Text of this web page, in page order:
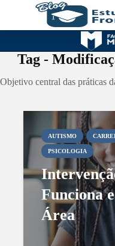
Tag -
Objetivo central das práticas
AUTISMO
PSICOLOGIA
Funciona
Área